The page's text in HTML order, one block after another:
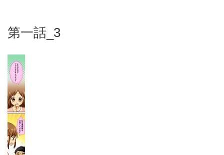
第一話_3